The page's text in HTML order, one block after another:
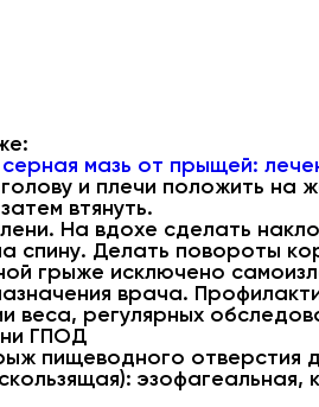
мазь от прыщей:
и плечи положить на
втянуть.
На вдохе сделать
спину. Делать повороты
грыже исключено
врача.
веса, регулярных
ГПОД
пищеводного отверстия